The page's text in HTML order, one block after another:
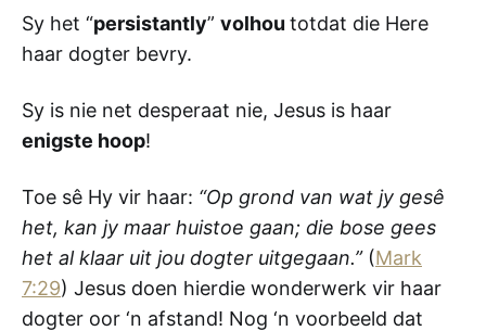
Sy het “persistantly” volhou totdat die Here
haar dogter bevry.
Sy is nie net desperaat nie, Jesus is haar
enigste hoop!
Toe sê Hy vir haar: “Op grond van wat jy gesê
het, kan jy maar huistoe gaan; die bose gees
het al klaar uit jou dogter uitgegaan.”(Mark
7:29) Jesus doen hierdie wonderwerk vir haar
dogter oor ‘n afstand! Nog ‘n voorbeeld dat